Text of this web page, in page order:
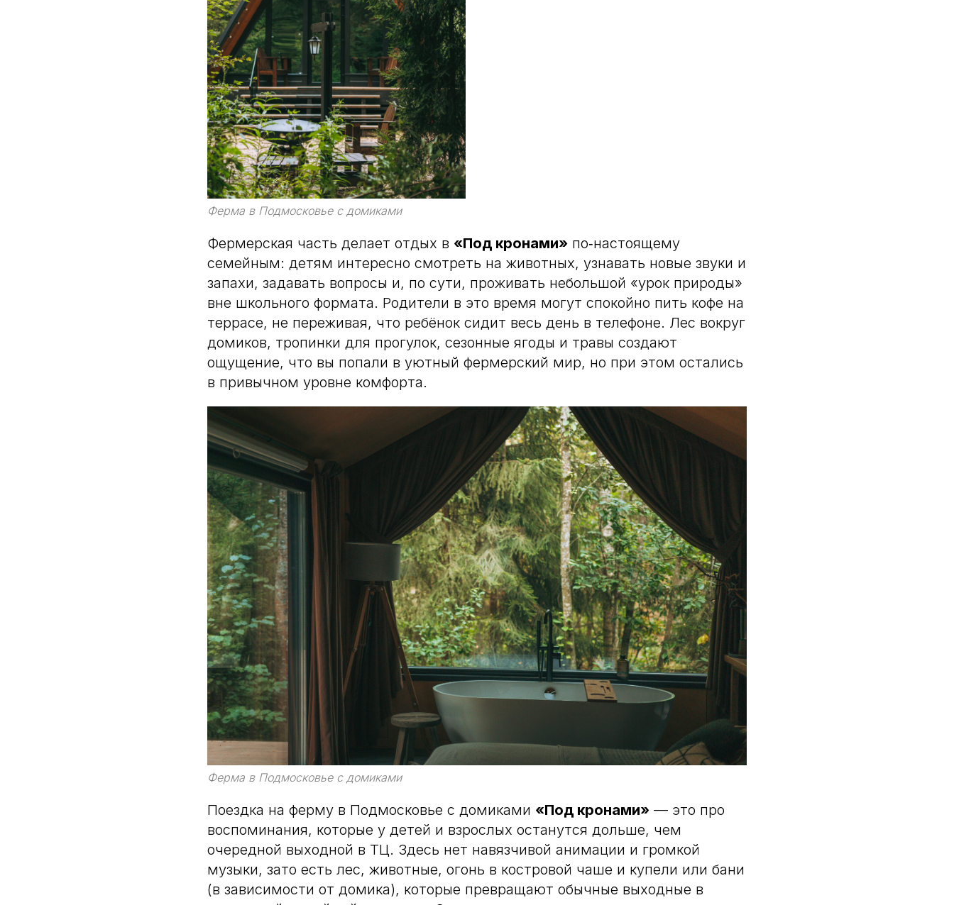
Ферма в Подмосковье с домиками
Фермерская часть делает отдых в «Под кронами» по‑настоящему
семейным: детям интересно смотреть на животных, узнавать новые звуки и
запахи, задавать вопросы и, по сути, проживать небольшой «урок природы»
вне школьного формата. Родители в это время могут спокойно пить кофе на
террасе, не переживая, что ребёнок сидит весь день в телефоне. Лес вокруг
домиков, тропинки для прогулок, сезонные ягоды и травы создают
ощущение, что вы попали в уютный фермерский мир, но при этом остались
в привычном уровне комфорта.
Ферма в Подмосковье с домиками
Поездка на ферму в Подмосковье с домиками «Под кронами» — это про
воспоминания, которые у детей и взрослых останутся дольше, чем
очередной выходной в ТЦ. Здесь нет навязчивой анимации и громкой
музыки, зато есть лес, животные, огонь в костровой чаше и купели или бани
(в зависимости от домика), которые превращают обычные выходные в